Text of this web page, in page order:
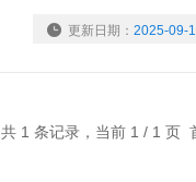
何一屏的显示数据可
更新日期： 2025-09-
共 1 条记录，当前 1 / 1